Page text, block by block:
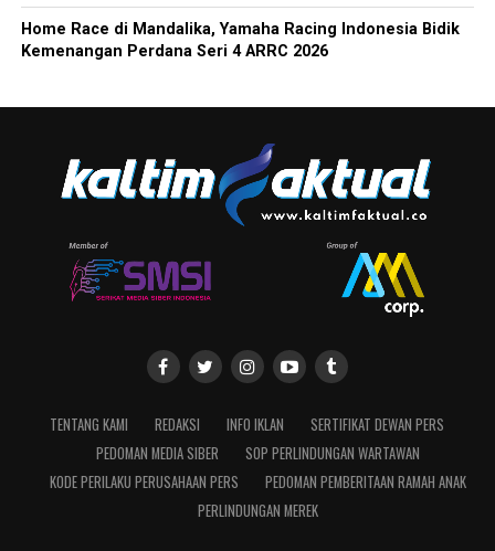
Home Race di Mandalika, Yamaha Racing Indonesia Bidik
Kemenangan Perdana Seri 4 ARRC 2026
TENTANG KAMI REDAKSI INFO IKLAN
SERTIFIKAT DEWAN PERS
PEDOMAN MEDIA SIBER
SOP PERLINDUNGAN WARTAWAN
KODE PERILAKU PERUSAHAAN PERS
PEDOMAN PEMBERITAAN RAMAH ANAK
PERLINDUNGAN MEREK